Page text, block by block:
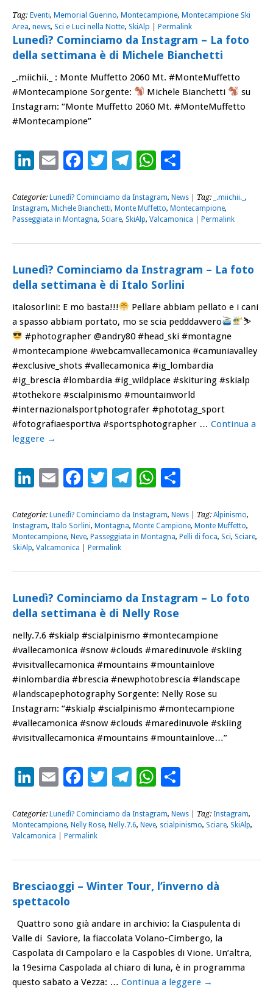
Tag: Eventi, Memorial Guerino, Montecampione, Montecampione Ski
Area, news, Sci e Luci nella Notte, SkiAlp | Permalink
Lunedì? Cominciamo da Instagram – La foto
della settimana è di Michele Bianchetti
_.miichii._ : Monte Muffetto 2060 Mt. #MonteMuffetto
#Montecampione Sorgente:
Michele Bianchetti
su
Instagram: “Monte Muffetto 2060 Mt. #MonteMuffetto
#Montecampione”
LinkedIn
EmailFacebook
Twitter
Telegram
WhatsApp
Categorie: Lunedì? Cominciamo da Instagram, News | Tag: _.miichii._ ,
Instagram, Michele Bianchetti, Monte Muffetto, Montecampione,
Passeggiata in Montagna, Sciare, SkiAlp, Valcamonica Permalink
Lunedì? Cominciamo da Instragram – La foto
della settimana è di Italo Sorlini
italosorlini: E mo basta!!!
Pellare abbiam pellato e i cani
a spasso abbiam portato, mo se scia pedddavvero
⛷
#photographer @andry80 #head_ski #montagne
#montecampione #webcamvallecamonica #camuniavalley
#exclusive_shots #vallecamonica #ig_lombardia
#ig_brescia #lombardia #ig_wildplace #skituring #skialp
#tothekore #scialpinismo #mountainworld
#internazionalsportphotografer #phototag_sport
#fotografiaesportiva #sportsphotographer … Continua a
leggere →
LinkedIn
EmailFacebook
Twitter
Telegram
WhatsApp
Categorie: Lunedì? Cominciamo da Instagram, News | Tag: Alpinismo,
Instagram, Italo Sorlini, Montagna, Monte Campione, Monte Muffetto,
Montecampione, Neve, Passeggiata in Montagna, Pelli di foca, Sci, Sciare,
SkiAlp, Valcamonica Permalink
Lunedì? Cominciamo da Instagram – Lo foto
della settimana è di Nelly Rose
nelly.7.6 #skialp #scialpinismo #montecampione
#vallecamonica #snow #clouds #maredinuvole #skiing
#visitvallecamonica #mountains #mountainlove
#inlombardia #brescia #newphotobrescia #landscape
#landscapephotography Sorgente: Nelly Rose su
Instagram: “#skialp #scialpinismo #montecampione
#vallecamonica #snow #clouds #maredinuvole #skiing
#visitvallecamonica #mountains #mountainlove…”
LinkedIn
EmailFacebook
Twitter
Telegram
WhatsApp
Categorie: Lunedì? Cominciamo da Instagram, News | Tag: Instagram,
Montecampione, Nelly Rose, Nelly.7.6, Neve, scialpinismo, Sciare, SkiAlp,
Valcamonica
Permalink
Bresciaoggi – Winter Tour, l’inverno dà
spettacolo
Quattro sono già andare in archivio: la Ciaspulenta di
Valle di Saviore, la fiaccolata Volano-Cimbergo, la
Caspolata di Campolaro e la Caspobles di Vione. Un’altra,
la 19esima Caspolada al chiaro di luna, è in programma
questo sabato a Vezza: … Continua a leggere →